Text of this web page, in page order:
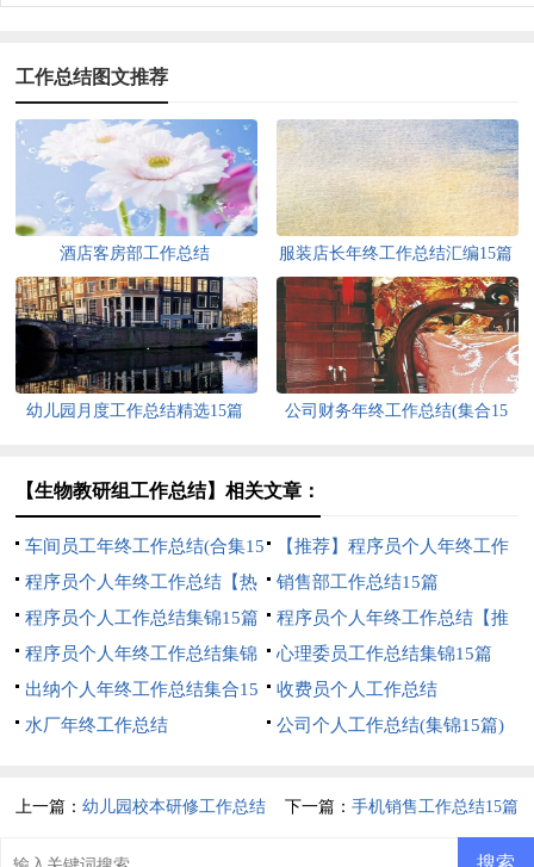
工作总结图文推荐
酒店客房部工作总结 服装店长年终工作总结汇编15篇
幼儿园月度工作总结精选15篇
公司财务年终工作总结(集合15
【生物教研组工作总结】相关文章：
车间员工年终工作总结(合集15
篇)
【推荐】程序员个人年终工作
总结
程序员个人年终工作总结【热
门】
销售部工作总结15篇
程序员个人工作总结集锦15篇
程序员个人年终工作总结【推
荐】
程序员个人年终工作总结集锦
15篇
心理委员工作总结集锦15篇
出纳个人年终工作总结集合15
篇
收费员个人工作总结
水厂年终工作总结
公司个人工作总结(集锦15篇)
上一篇：幼儿园校本研修工作总结 下一篇： 手机销售工作总结15篇